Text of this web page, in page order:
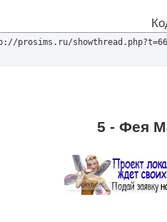
prosims.ru/
5 - Фея